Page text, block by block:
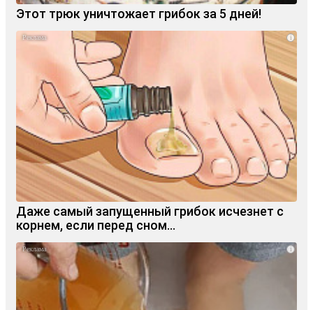
Этот трюк уничтожает грибок за 5 дней!
i
Даже самый запущенный грибок исчезнет с
корнем, если перед сном…
i